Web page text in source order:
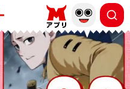
もっと読む